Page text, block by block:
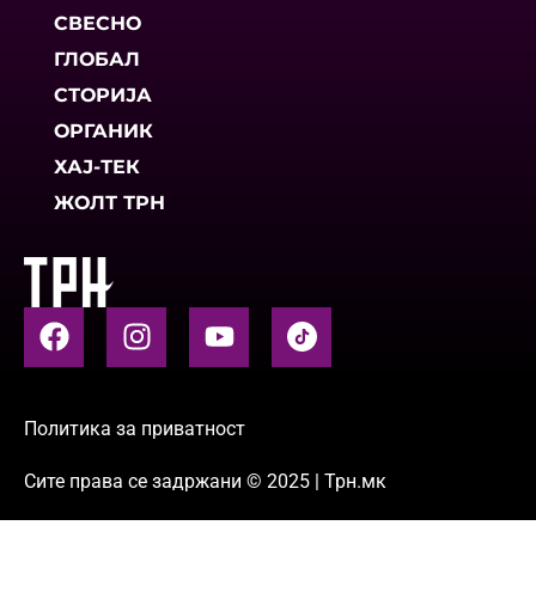
СВЕСНО
ГЛОБАЛ
СТОРИЈА
ОРГАНИК
ХАЈ-ТЕК
ЖОЛТ ТРН
Политика за приватност
Сите права се задржани © 2025 | Трн.мк